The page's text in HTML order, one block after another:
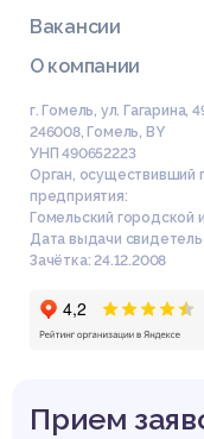
Вакансии
О компании
г. Гомель, ул. Гагарина,
246008,Гомель BY
УНП 490652223
Орган, осуществивший
предприятия:
Гомельский городской
Дата выдачи
Зачётка: 24.12.2008
Прием